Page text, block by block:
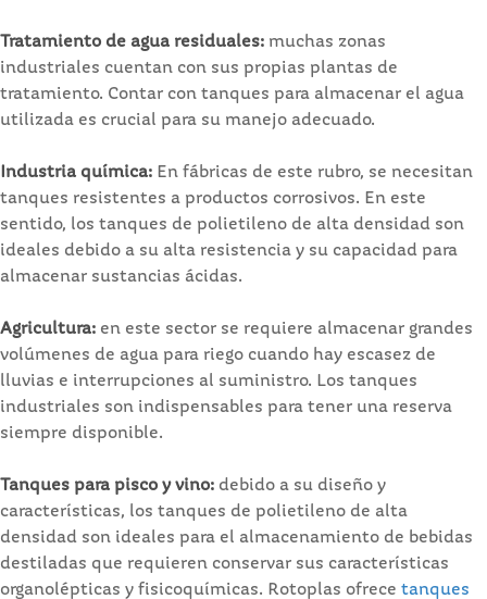
Tratamiento de agua residuales: muchas zonas
industriales cuentan con sus propias plantas de
tratamiento. Contar con tanques para almacenar el agua
utilizada es crucial para su manejo adecuado.
Industria química: En fábricas de este rubro, se necesitan
tanques resistentes a productos corrosivos. En este
sentido, los tanques de polietileno de alta densidad son
ideales debido a su alta resistencia y su capacidad para
almacenar sustancias ácidas.
Agricultura: en este sector se requiere almacenar grandes
volúmenes de agua para riego cuando hay escasez de
lluvias e interrupciones al suministro. Los tanques
industriales son indispensables para tener una reserva
siempre disponible.
Tanques para pisco y vino: debido a su diseño y
características, los tanques de polietileno de alta
densidad son ideales para el almacenamiento de bebidas
destiladas que requieren conservar sus características
organolépticas y fisicoquímicas. Rotoplas ofrece tanques